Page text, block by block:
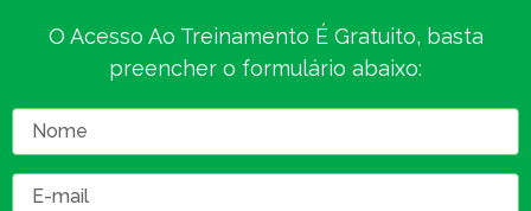
O Acesso Ao Treinamento É Gratuito, basta
preencher o formulário abaixo: